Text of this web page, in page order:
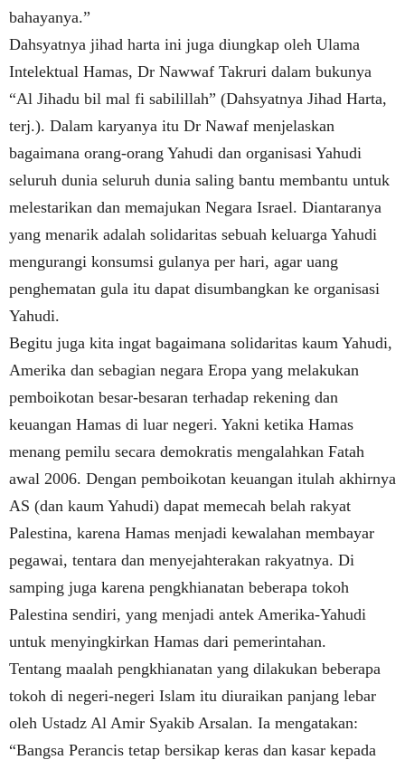
bahayanya.”
Dahsyatnya jihad harta ini juga diungkap oleh Ulama
Intelektual Hamas, Dr Nawwaf Takruri dalam bukunya
“Al Jihadu bil mal fi sabilillah” (Dahsyatnya Jihad Harta,
terj.). Dalam karyanya itu Dr Nawaf menjelaskan
bagaimana orang-orang Yahudi dan organisasi Yahudi
seluruh dunia seluruh dunia saling bantu membantu untuk
melestarikan dan memajukan Negara Israel. Diantaranya
yang menarik adalah solidaritas sebuah keluarga Yahudi
mengurangi konsumsi gulanya per hari, agar uang
penghematan gula itu dapat disumbangkan ke organisasi
Yahudi.
Begitu juga kita ingat bagaimana solidaritas kaum Yahudi,
Amerika dan sebagian negara Eropa yang melakukan
pemboikotan besar-besaran terhadap rekening dan
keuangan Hamas di luar negeri. Yakni ketika Hamas
menang pemilu secara demokratis mengalahkan Fatah
awal 2006. Dengan pemboikotan keuangan itulah akhirnya
AS (dan kaum Yahudi) dapat memecah belah rakyat
Palestina, karena Hamas menjadi kewalahan membayar
pegawai, tentara dan menyejahterakan rakyatnya. Di
samping juga karena pengkhianatan beberapa tokoh
Palestina sendiri, yang menjadi antek Amerika-Yahudi
untuk menyingkirkan Hamas dari pemerintahan.
Tentang maalah pengkhianatan yang dilakukan beberapa
tokoh di negeri-negeri Islam itu diuraikan panjang lebar
oleh Ustadz Al Amir Syakib Arsalan. Ia mengatakan:
“Bangsa Perancis tetap bersikap keras dan kasar kepada